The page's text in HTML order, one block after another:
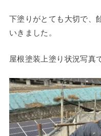
下塗りがとても大切で、
いきました。
屋根塗装上塗り状況写真